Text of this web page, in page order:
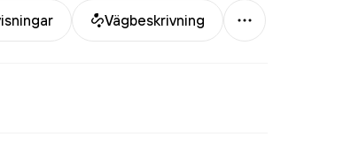
Vägbeskrivning
Mer